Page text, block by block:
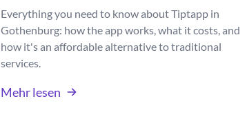
Everything you need to know about Tiptapp in
Gothenburg: how the app works, what it costs, and
how it's an affordable alternative to traditional
services.
Mehr lesen